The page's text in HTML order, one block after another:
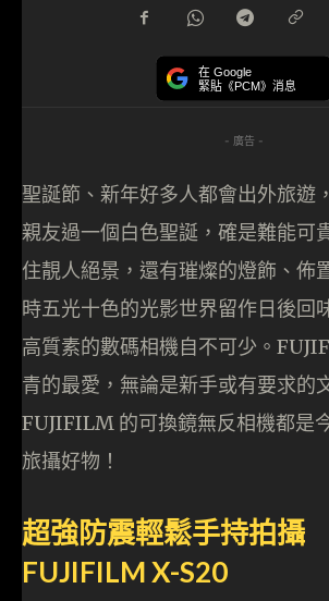
在 Google
緊貼《PCM》消息
- 廣告 -
聖誕節、新年好多人都會出外旅遊
親友過一個白色聖誕，確是難能可
住靚人絕景，還有璀燦的燈飾、佈
時五光十色的光影世界留作日後回
高質素的數碼相機自不可少。
青的最愛，無論是新手或有要求的
FUJIFILM 的可換鏡無反相機都是
旅攝好物！
超強防震輕鬆手持拍攝
FUJIFILM X-S20